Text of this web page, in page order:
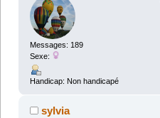
Messages: 189
Sexe:
Handicap: Non handicapé
sylvia